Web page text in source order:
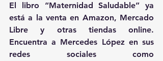
El libro “Maternidad Saludable” ya
está a la venta en Amazon, Mercado
Libre y otras tiendas online.
Encuentra a Mercedes López en sus
redes sociales como